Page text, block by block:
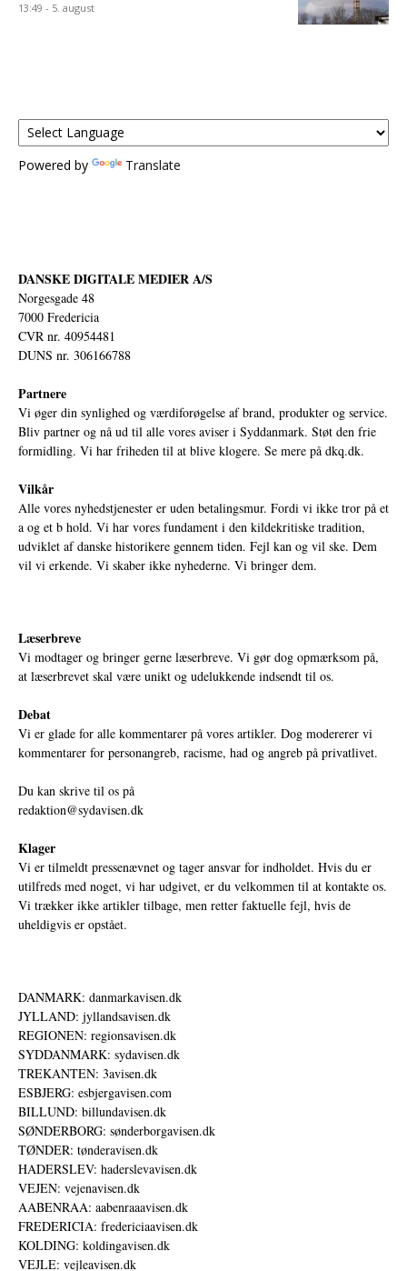
13:49 - 5. august
Powered by Translate
DANSKE DIGITALE MEDIER A/S
Norgesgade 48
7000 Fredericia
CVR nr. 40954481
DUNS nr. 306166788
Partnere
Vi øger din synlighed og værdiforøgelse af brand, produkter og service.
Bliv partner og nå ud til alle vores aviser i Syddanmark. Støt den frie
formidling. Vi har friheden til at blive klogere. Se mere på dkq.dk.
Vilkår
Alle vores nyhedstjenester er uden betalingsmur. Fordi vi ikke tror på et
a og et b hold. Vi har vores fundament i den kildekritiske tradition,
udviklet af danske historikere gennem tiden. Fejl kan og vil ske. Dem
vil vi erkende. Vi skaber ikke nyhederne. Vi bringer dem.
Læserbreve
Vi modtager og bringer gerne læserbreve. Vi gør dog opmærksom på,
at læserbrevet skal være unikt og udelukkende indsendt til os.
Debat
Vi er glade for alle kommentarer på vores artikler. Dog modererer vi
kommentarer for personangreb, racisme, had og angreb på privatlivet.
Du kan skrive til os på
redaktion@sydavisen.dk
Klager
Vi er tilmeldt pressenævnet og tager ansvar for indholdet. Hvis du er
utilfreds med noget, vi har udgivet, er du velkommen til at kontakte os.
Vi trækker ikke artikler tilbage, men retter faktuelle fejl, hvis de
uheldigvis er opstået.
DANMARK: danmarkavisen.dk
JYLLAND: jyllandsavisen.dk
REGIONEN: regionsavisen.dk
SYDDANMARK: sydavisen.dk
TREKANTEN: 3avisen.dk
ESBJERG: esbjergavisen.com
BILLUND: billundavisen.dk
SØNDERBORG: sønderborgavisen.dk
TØNDER: tønderavisen.dk
HADERSLEV: haderslevavisen.dk
VEJEN: vejenavisen.dk
AABENRAA: aabenraaavisen.dk
FREDERICIA: fredericiaavisen.dk
KOLDING: koldingavisen.dk
VEJLE: vejleavisen.dk